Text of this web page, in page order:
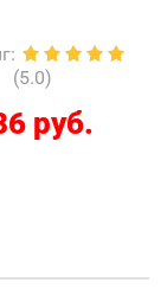
:
(5.0)
руб.